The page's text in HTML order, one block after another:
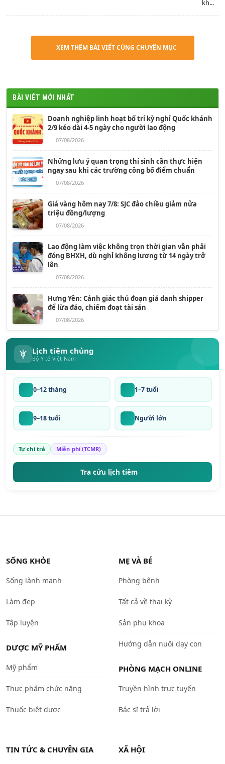
kh...
XEM THÊM BÀI VIẾT CÙNG CHUYÊN MỤC
BÀI VIẾT MỚI NHẤT
Doanh nghiệp linh hoạt bố trí kỳ nghỉ Quốc khánh
2/9 kéo dài 4-5 ngày cho người lao động
07/08/2026
Những lưu ý quan trọng thí sinh cần thực hiện
ngay sau khi các trường công bố điểm chuẩn
07/08/2026
Giá vàng hôm nay 7/8: SJC đảo chiều giảm nửa
triệu đồng/lượng
07/08/2026
Lao động làm việc không trọn thời gian vẫn phải
đóng BHXH, dù nghỉ không lương từ 14 ngày trở
lên
07/08/2026
Hưng Yên: Cảnh giác thủ đoạn giả danh shipper
để lừa đảo, chiếm đoạt tài sản
07/08/2026
Lịch tiêm chủng
Bộ Y tế Việt Nam
0–12 tháng 1–7 tuổi
9–18 tuổi Người lớn
Tự chi trả Miễn phí (TCMR)
Tra cứu lịch tiêm
SỐNG KHỎE
Sống lành mạnh
Làm đẹp
Tập luyện
DƯỢC MỸ PHẨM
Mỹ phẩm
Thực phẩm chức năng
Thuốc biệt dược
MẸ VÀ BÉ
Phòng bệnh
Tất cả về thai kỳ
Sản phụ khoa
Hướng dẫn nuôi dạy con
PHÒNG MẠCH ONLINE
Truyền hình trực tuyến
Bác sĩ trả lời
TIN TỨC & CHUYÊN GIA XÃ HỘI